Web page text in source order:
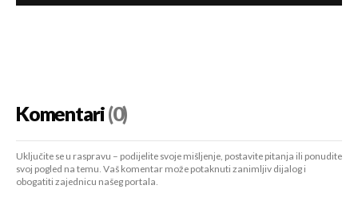
Komentari(0)
Uključite se u raspravu – podijelite svoje mišljenje, postavite pitanja ili ponudite
svoj pogled na temu. Vaš komentar može potaknuti zanimljiv dijalog i
obogatiti zajednicu našeg portala.